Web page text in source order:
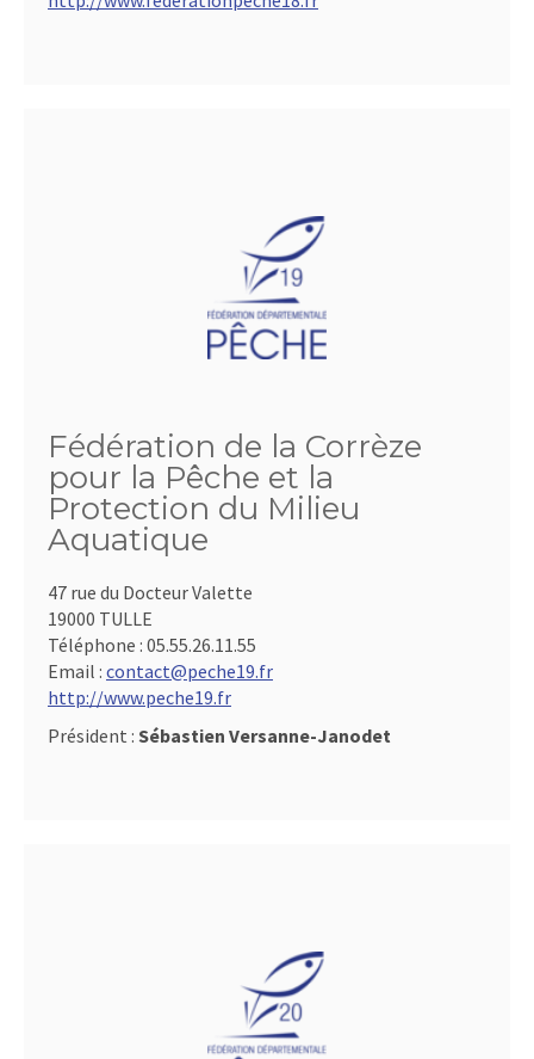
Fédération de la Corrèze
pour la Pêche et la
Protection du Milieu
Aquatique
47 rue du Docteur Valette
19000 TULLE
Téléphone : 05.55.26.11.55
Email : contact@peche19.fr
http://www.peche19.fr
Président : Sébastien Versanne-Janodet